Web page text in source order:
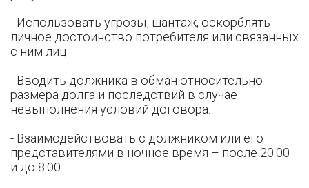
- Использовать угрозы, шантаж, оскорблять
личное достоинство потребителя или связанных
с ним лиц.
- Вводить должника в обман относительно
размера долга и последствий в случае
невыполнения условий договора.
- Взаимодействовать с должником или его
представителями в ночное время – после 20:00
и до 8:00.